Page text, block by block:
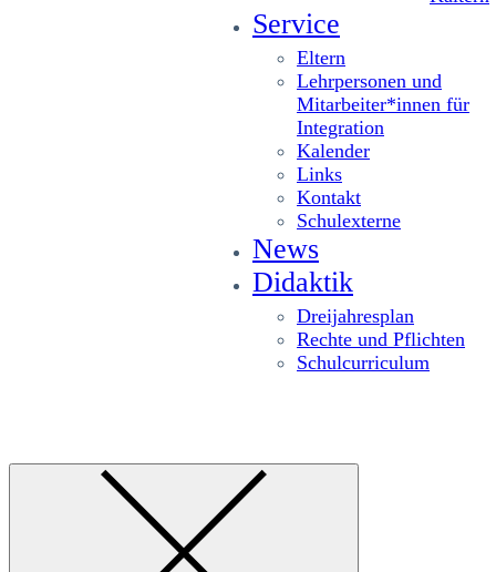
Service
Eltern
Lehrpersonen und
Mitarbeiter*innen für
Integration
Kalender
Links
Kontakt
Schulexterne
News
Didaktik
Dreijahresplan
Rechte und Pflichten
Schulcurriculum